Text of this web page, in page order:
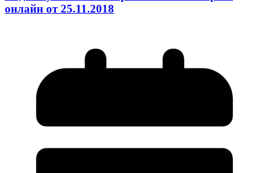
онлайн от 25.11.2018